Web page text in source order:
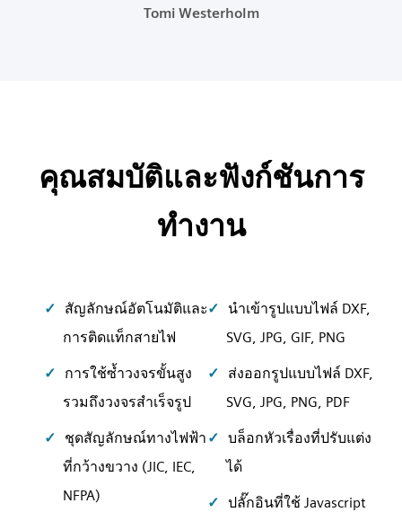
Tomi Westerholm
คุณสมบัติและฟังก์ชันการ
ทำงาน
สัญลักษณ์อัตโนมัติและ
การติดแท็กสายไฟ
การใช้ซ้ำวงจรขั้นสูง
รวมถึงวงจรสำเร็จรูป
ชุดสัญลักษณ์ทางไฟฟ้า
ที่กว้างขวาง (JIC, IEC,
NFPA)
นำเข้ารูปแบบไฟล์ DXF,
SVG, JPG, GIF, PNG
ส่งออกรูปแบบไฟล์ DXF,
SVG, JPG, PNG, PDF
บล็อกหัวเรื่องที่ปรับแต่ง
ได้
ปลั๊กอินที่ใช้ Javascript